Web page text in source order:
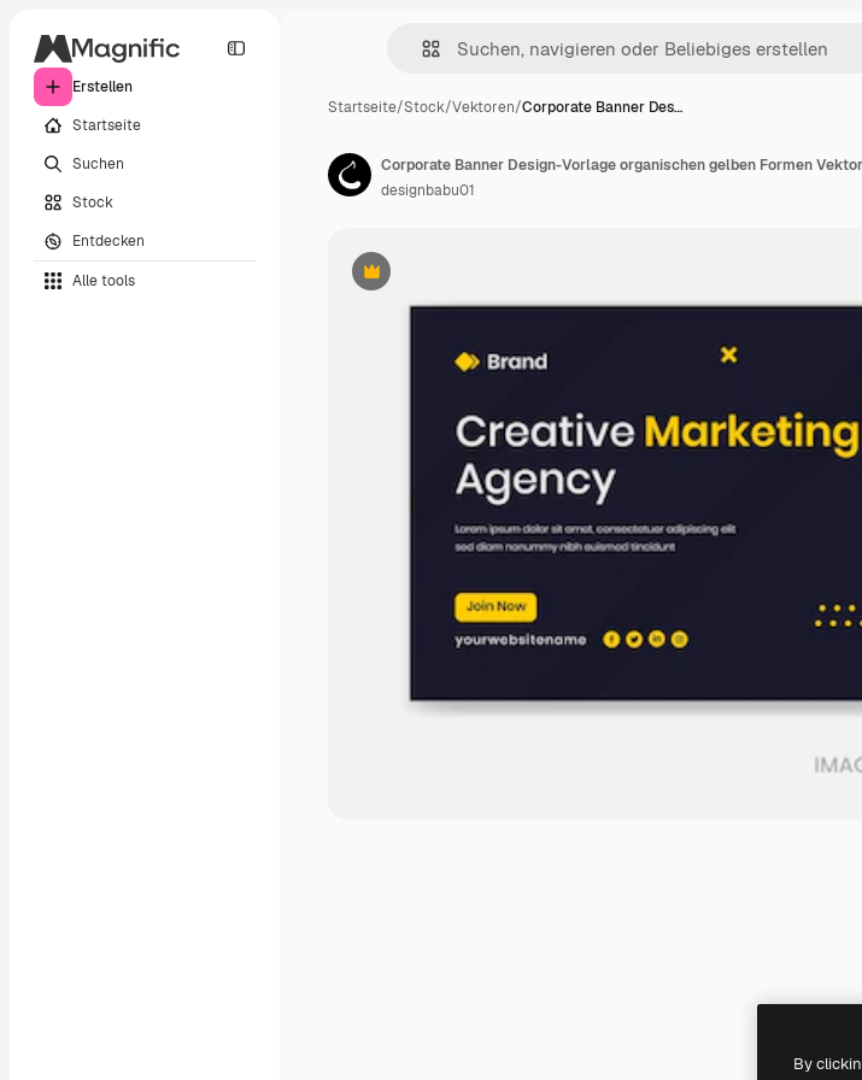
Erstellen
Startseite
Suchen
Stock
Entdecken
Alle tools
Startseite/Stock/Vektoren/Corporate Banner Des…
Premium
Corporate Banner Design-Vorlage organischen gelben Formen Vektor
designbabu01
By